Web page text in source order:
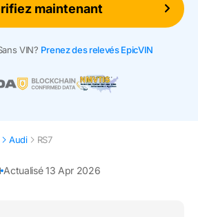
maintenant
VIN? Prenez des relevés EpicVIN
Audi RS7
Actualisé 13 Apr 2026